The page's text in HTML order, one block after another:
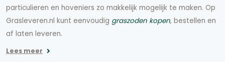
particulieren en hoveniers zo makkelijk mogelijk te maken. Op
Grasleveren.nl kunt eenvoudig graszoden kopen, bestellen en
af laten leveren.
Lees meer